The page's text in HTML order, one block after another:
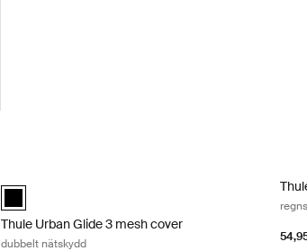
Thule Urban Glide 3 mesh cover Svart (selected)
Thule Urban Glide 3 mesh cover
dubbelt nätskydd